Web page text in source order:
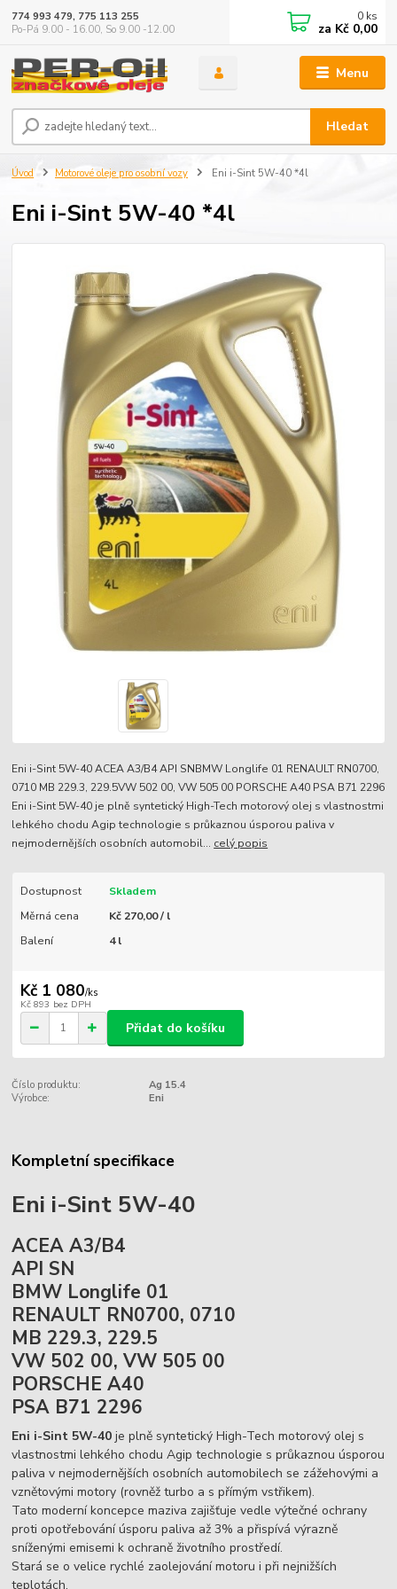
Menu
Hledat
774 993 479, 775 113 255
Po-Pá 9.00 - 16.00, So 9.00 -12.00
0 ks
za Kč 0,00
Úvod Motorové oleje pro osobní vozy Eni i-Sint 5W-40 *4l
Eni i-Sint 5W-40 *4l
Eni i-Sint 5W-40 ACEA A3/B4 API SNBMW Longlife 01 RENAULT RN0700,
0710 MB 229.3, 229.5VW 502 00, VW 505 00 PORSCHE A40 PSA B71 2296
Eni i-Sint 5W-40 je plně syntetický High-Tech motorový olej s vlastnostmi
lehkého chodu Agip technologie s průkaznou úsporou paliva v
nejmodernějších osobních automobil... celý popis
Dostupnost
Skladem
Měrná cena
Kč 270,00 / l
Balení
4 l
Kč 1 080/ks
Kč 893 bez DPH
Přidat do košíku
Číslo produktu:
Ag 15.4
Výrobce:
Eni
Kompletní specifikace
Eni i-Sint 5W-40
ACEA A3/B4
API SN
BMW Longlife 01
RENAULT RN0700, 0710
MB 229.3, 229.5
VW 502 00, VW 505 00
PORSCHE A40
PSA B71 2296
Eni i-Sint 5W-40 je plně syntetický High-Tech motorový olej s
vlastnostmi lehkého chodu Agip technologie s průkaznou úsporou
paliva v nejmodernějších osobních automobilech se zážehovými a
vznětovými motory (rovněž turbo a s přímým vstřikem).
Tato moderní koncepce maziva zajišťuje vedle výtečné ochrany
proti opotřebování úsporu paliva až 3% a přispívá výrazně
sníženými emisemi k ochraně životního prostředí.
Stará se o velice rychlé zaolejování motoru i při nejnižších
teplotách.